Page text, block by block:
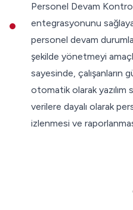
Personel Devam
entegrasyonunu
personel devam
şekilde yönetmeyi
sayesinde, çalışanların
otomatik olarak yazılım
verilere dayalı olarak
izlenmesi ve